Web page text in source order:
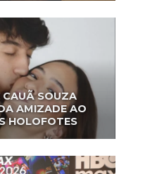
CAUÃ SOUZA
AMIZADE AO
HOLOFOTES